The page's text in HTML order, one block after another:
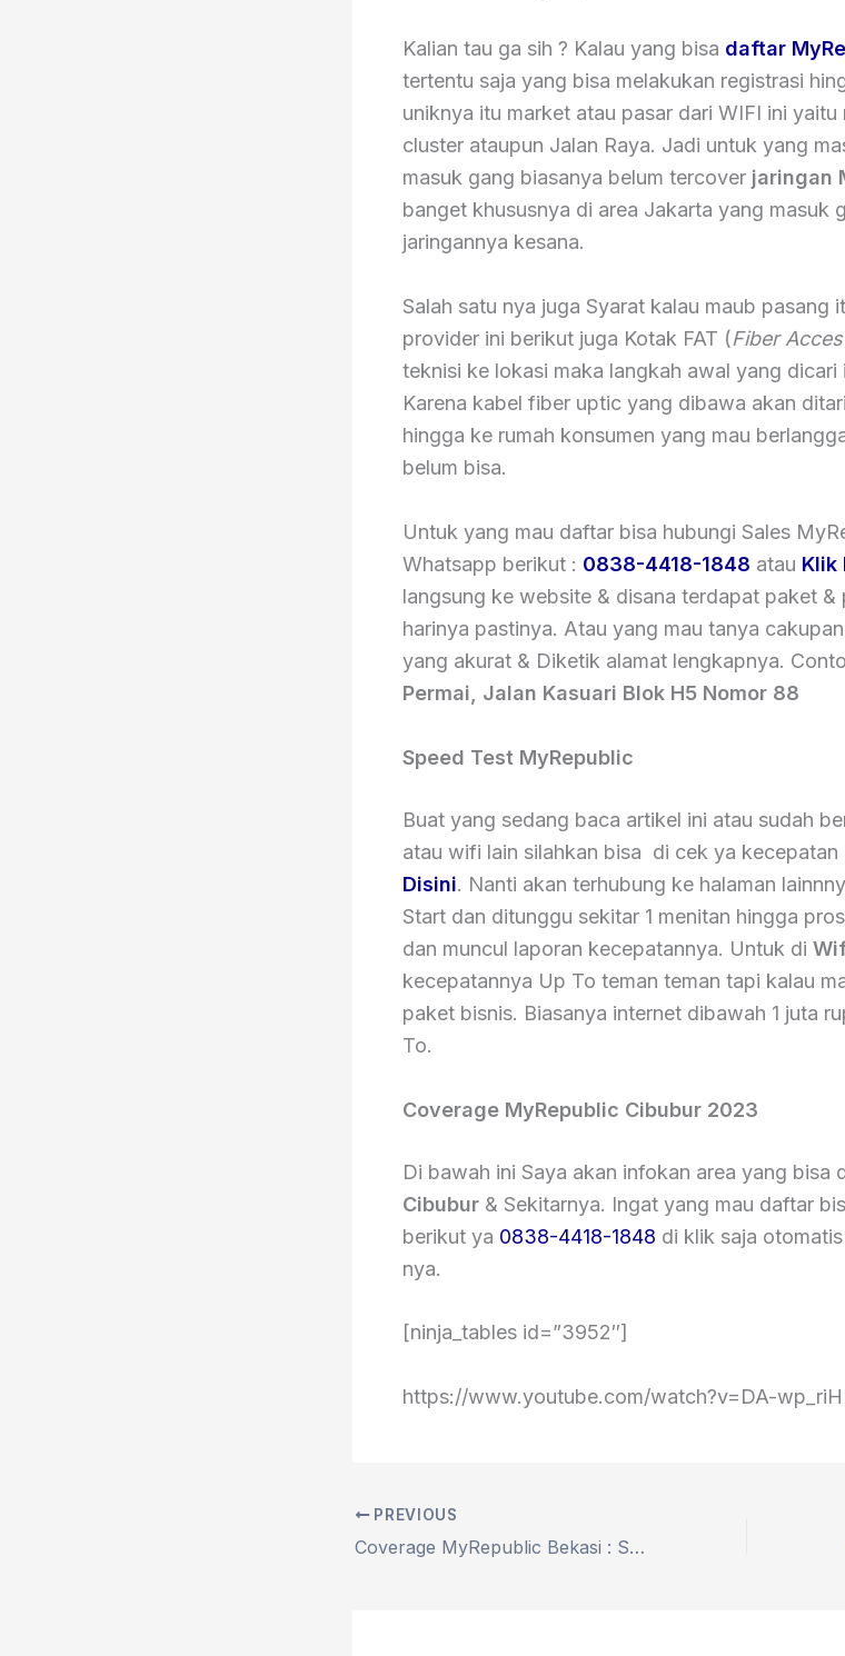
Kalian tau ga sih ? Kalau yang bisa daftar
tertentu saja yang bisa melakukan registrasi
uniknya itu market atau pasar dari WIFI ini yaitu
cluster ataupun Jalan Raya. Jadi untuk yang
masuk gang biasanya belum tercover jaringan
banget khususnya di area Jakarta yang masuk
jaringannya kesana.
Salah satu nya juga Syarat kalau maub pasang
provider ini berikut juga Kotak FAT (Fiber
teknisi ke lokasi maka langkah awal yang dicari
Karena kabel fiber uptic yang dibawa akan
hingga ke rumah konsumen yang mau
belum bisa.
Untuk yang mau daftar bisa hubungi Sales
Whatsapp berikut : 0838-4418-1848 atau Klik
langsung ke website & disana terdapat paket &
harinya pastinya. Atau yang mau tanya
yang akurat & Diketik alamat lengkapnya.
Permai, Jalan Kasuari Blok H5 Nomor 88
Speed Test MyRepublic
Buat yang sedang baca artikel ini atau sudah
atau wifi lain silahkan bisa di cek ya kecepatan
Disini. Nanti akan terhubung ke halaman
Start dan ditunggu sekitar 1 menitan hingga
dan muncul laporan kecepatannya. Untuk di
kecepatannya Up To teman teman tapi kalau
paket bisnis. Biasanya internet dibawah 1 juta
To.
Coverage MyRepublic Cibubur 2023
Di bawah ini Saya akan infokan area yang bisa
Cibubur & Sekitarnya. Ingat yang mau daftar
berikut ya 0838-4418-1848 di klik saja
nya.
[ninja_tables id=”3952″]
https://www.youtube.com/watch?v=DA-
PREVIOUS
Coverage MyRepublic Bekasi : Speed Test, Cara Daftar Terbaru 2025 – Nomor Whatsapp 0838-7275-6752